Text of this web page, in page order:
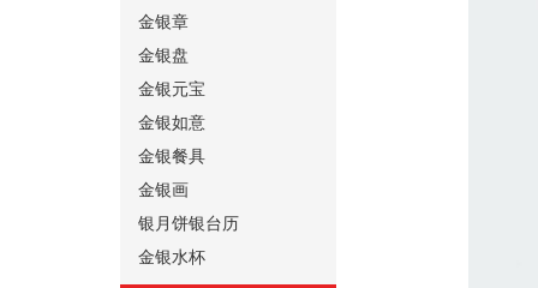
金银章
金银盘
金银元宝
金银如意
金银餐具
金银画
银月饼银台历
金银水杯